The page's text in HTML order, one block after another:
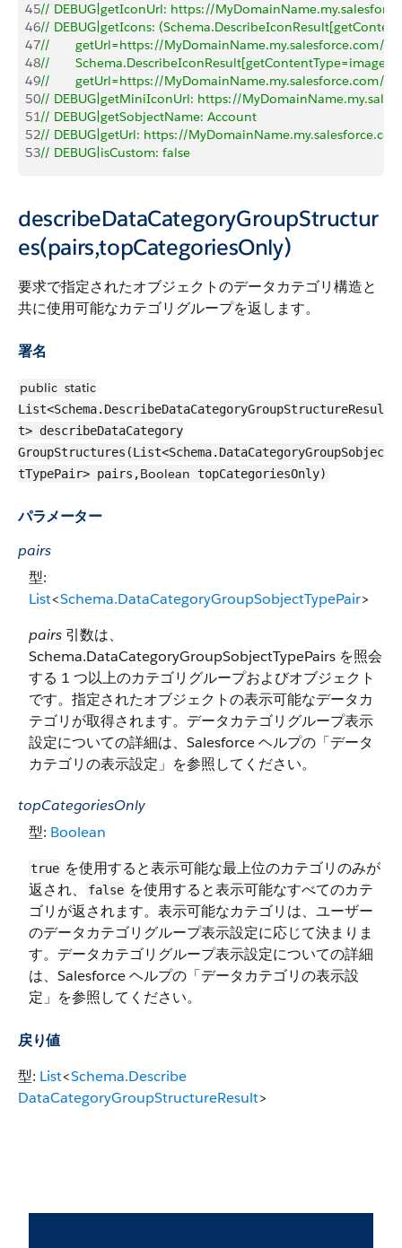
45// DEBUG|getIconUrl: https://
46// DEBUG|getIcons:
47//       getUrl=https://MyDomainName.my.salesforce.com/
48//
49//       getUrl=https://MyDomainName.my.salesforce.com/
50// DEBUG|getMiniIconUrl: https://
51// DEBUG|getSobjectName: Account
52// DEBUG|getUrl: https://
53// DEBUG|isCustom: false
describeDataCategoryGroupStructur
es(pairs,topCategoriesOnly)
要求で指定されたオブジェクトのデータカテゴリ構造と
共に使用可能なカテゴリグループを返します。
署名
public static
List<Schema.DescribeDataCategoryGroupStructureResul
t> describeDataCategory
GroupStructures(List<Schema.DataCategoryGroupSobjec
tTypePair> pairs,Boolean topCategoriesOnly)
パラメーター
pairs
型:
List<Schema.DataCategoryGroupSobjectTypePair>
pairs 引数は、
Schema.DataCategoryGroupSobjectTypePairs を照会
する 1 つ以上のカテゴリグループおよびオブジェクト
です。指定されたオブジェクトの表示可能なデータカ
テゴリが取得されます。データカテゴリグループ表示
設定についての詳細は、Salesforce ヘルプの「データ
カテゴリの表示設定」を参照してください。
topCategoriesOnly
型: Boolean
true を使用すると表示可能な最上位のカテゴリのみが
返され、
false を使用すると表示可能なすべてのカテ
ゴリが返されます。表示可能なカテゴリは、ユーザー
のデータカテゴリグループ表示設定に応じて決まりま
す。データカテゴリグループ表示設定についての詳細
は、Salesforce ヘルプの「データカテゴリの表示設
定」を参照してください。
戻り値
型: List<Schema.Describe​
DataCategoryGroupStructureResult>